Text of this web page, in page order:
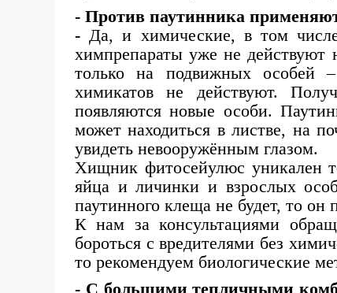
- Против паутинника
-Да, и химические, в том
химпрепараты уже не действуют
только на подвижных особей
химикатов не действуют.
появляются новые особи.
может находиться в листве, на
увидеть невооружённым глазом.
Хищник фитосейулюс уникален
яйца и личинки и взрослых
паутинного клеща не будет, то он
К нам за консультациями
бороться с вредителями без
то рекомендуем биологические
- С большими тепличными